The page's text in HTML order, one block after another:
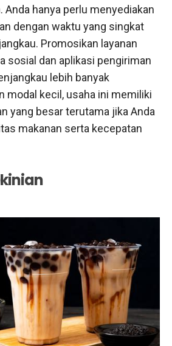
Anda hanya perlu menyediakan
dengan waktu yang singkat
Promosikan layanan
sosial dan aplikasi pengiriman
lebih banyak
modal kecil, usaha ini memiliki
yang besar terutama jika Anda
makanan serta kecepatan